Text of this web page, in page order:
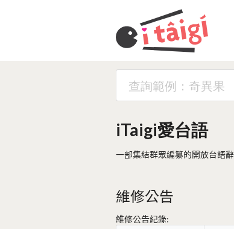
iTaigi愛台語
一部集結群眾編纂的開放台語
維修公告
維修公告紀錄: